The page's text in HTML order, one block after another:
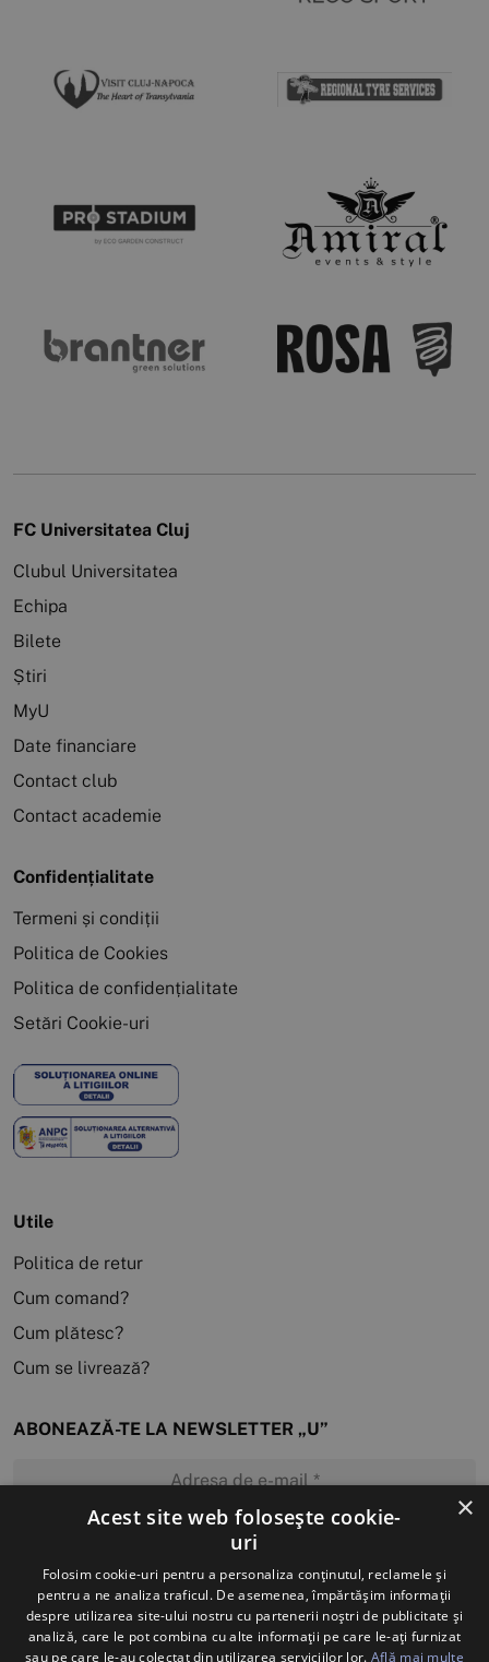
FC Universitatea Cluj
Clubul Universitatea
Echipa
Bilete
Știri
MyU
Date financiare
Contact club
Contact academie
Confidențialitate
Termeni și condiții
Politica de Cookies
Politica de confidențialitate
Setări Cookie-uri
Utile
Politica de retur
Cum comand?
Cum plătesc?
Cum se livrează?
ABONEAZĂ-TE LA NEWSLETTER „U”
MĂ ABONEZ
×
Acest site web folosește cookie-
uri
Folosim cookie-uri pentru a personaliza conținutul, reclamele și
pentru a ne analiza traficul. De asemenea, împărtășim informații
despre utilizarea site-ului nostru cu partenerii noștri de publicitate și
analiză, care le pot combina cu alte informații pe care le-ați furnizat
sau pe care le-au colectat din utilizarea serviciilor lor. Află mai multe